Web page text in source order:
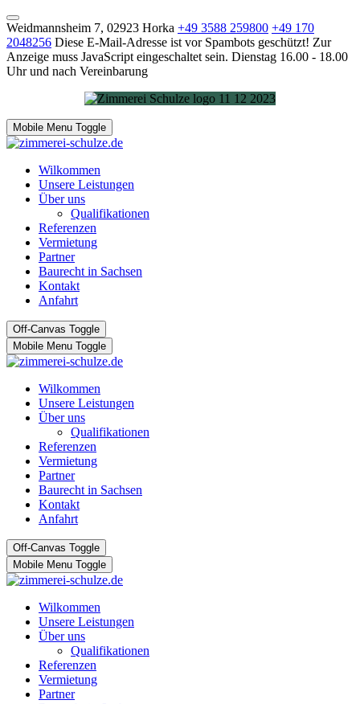
Weidmannsheim 7, 02923 Horka +49 3588 259800 +49 170
2048256 Diese E-Mail-Adresse ist vor Spambots geschützt! Zur
Anzeige muss JavaScript eingeschaltet sein. Dienstag 16.00 - 18.00
Uhr und nach Vereinbarung
Mobile Menu Toggle
Wilkommen
Unsere Leistungen
Über uns
Qualifikationen
Referenzen
Vermietung
Partner
Baurecht in Sachsen
Kontakt
Anfahrt
Off-Canvas Toggle
Mobile Menu Toggle
Wilkommen
Unsere Leistungen
Über uns
Qualifikationen
Referenzen
Vermietung
Partner
Baurecht in Sachsen
Kontakt
Anfahrt
Off-Canvas Toggle
Mobile Menu Toggle
Wilkommen
Unsere Leistungen
Über uns
Qualifikationen
Referenzen
Vermietung
Partner